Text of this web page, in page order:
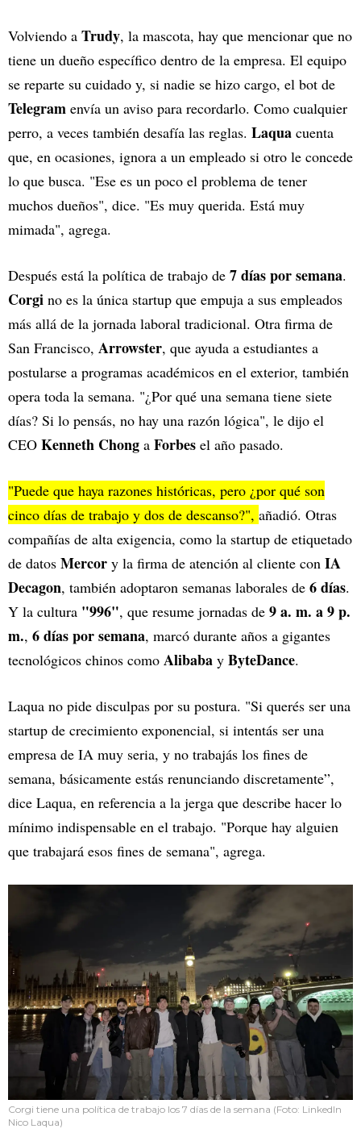
Volviendo a Trudy, la mascota, hay que mencionar que no
tiene un dueño específico dentro de la empresa. El equipo
se reparte su cuidado y, si nadie se hizo cargo, el bot de
Telegram envía un aviso para recordarlo. Como cualquier
perro, a veces también desafía las reglas. Laqua cuenta
que, en ocasiones, ignora a un empleado si otro le concede
lo que busca. "Ese es un poco el problema de tener
muchos dueños", dice. "Es muy querida. Está muy
mimada", agrega.
Después está la política de trabajo de 7 días por semana.
Corgi no es la única startup que empuja a sus empleados
más allá de la jornada laboral tradicional. Otra firma de
San Francisco, Arrowster, que ayuda a estudiantes a
postularse a programas académicos en el exterior, también
opera toda la semana. "¿Por qué una semana tiene siete
días? Si lo pensás, no hay una razón lógica", le dijo el
CEO Kenneth Chong a Forbes el año pasado.
"Puede que haya razones históricas, pero ¿por qué son
cinco días de trabajo y dos de descanso?", añadió. Otras
compañías de alta exigencia, como la startup de etiquetado
de datos Mercor y la firma de atención al cliente con IA
Decagon, también adoptaron semanas laborales de 6 días.
Y la cultura "996", que resume jornadas de 9 a. m. a 9 p.
m., 6 días por semana, marcó durante años a gigantes
tecnológicos chinos como Alibaba y ByteDance.
Laqua no pide disculpas por su postura. "Si querés ser una
startup de crecimiento exponencial, si intentás ser una
empresa de IA muy seria, y no trabajás los fines de
semana, básicamente estás renunciando discretamente”,
dice Laqua, en referencia a la jerga que describe hacer lo
mínimo indispensable en el trabajo. "Porque hay alguien
que trabajará esos fines de semana", agrega.
Corgi tiene una política de trabajo los 7 días de la semana (Foto: LinkedIn
Nico Laqua)